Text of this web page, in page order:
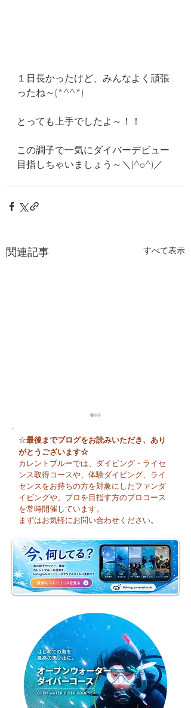
１日長かったけど、みんなよく頑張
ったね～(*^^*)
とっても上手でしたよ～！！
この調子で一気にダイバーデビュー
目指しちゃいましょう～＼(^o^)／
関連記事 すべて表示
今日も暑い一日になり
そうですね☀️
☆最後までブログをお読みいただき、あり
がとうございます☆
カレントブルーでは、ダイビング・ライセ
ンス取得コースや、体験ダイビング、ライ
センスをお持ちの方を対象にしたファンダ
イビングや、プロを目指す方のプロコース
を常時開催しています。
まずはお気軽にお問い合わせください。